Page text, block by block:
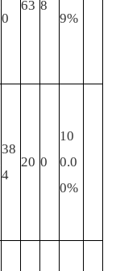
0
63 8
9%
38
4
20 0
10
0.0
0%